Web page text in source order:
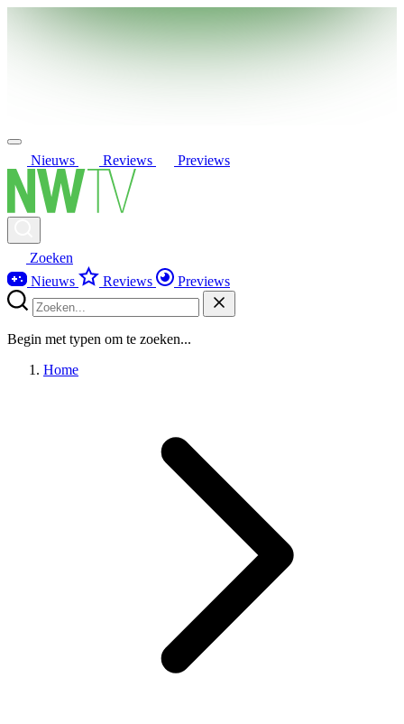
Nieuws Reviews Previews
Zoeken
Nieuws
Reviews Previews
Begin met typen om te zoeken...
Home